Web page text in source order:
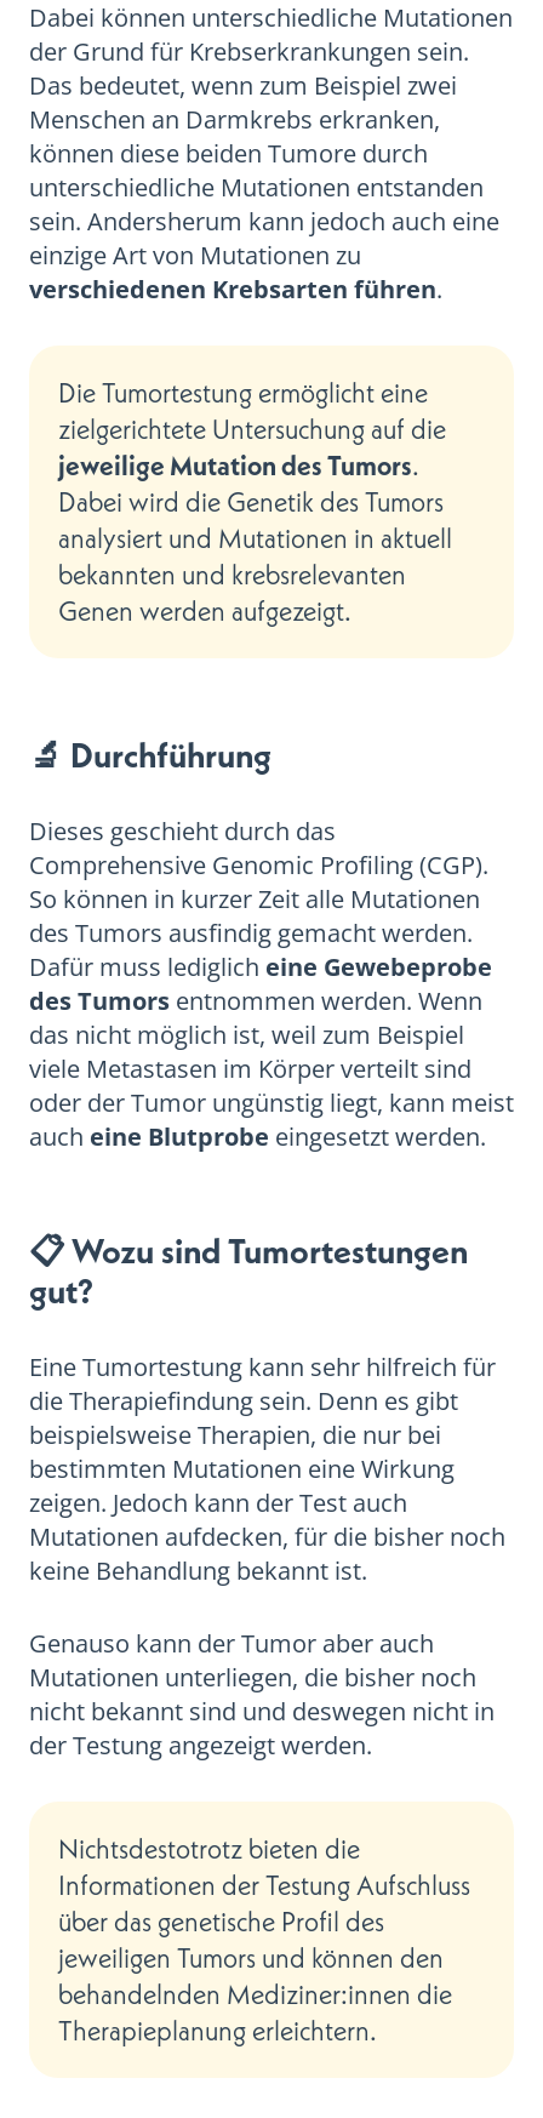
Dabei können unterschiedliche Mutationen
der Grund für Krebserkrankungen sein.
Das bedeutet, wenn zum Beispiel zwei
Menschen an Darmkrebs erkranken,
können diese beiden Tumore durch
unterschiedliche Mutationen entstanden
sein. Andersherum kann jedoch auch eine
einzige Art von Mutationen zu
verschiedenen Krebsarten führen.
Die Tumortestung ermöglicht eine
zielgerichtete Untersuchung auf die
jeweilige Mutation des Tumors.
Dabei wird die Genetik des Tumors
analysiert und Mutationen in aktuell
bekannten und krebsrelevanten
Genen werden aufgezeigt.
🔬 Durchführung
Dieses geschieht durch das
Comprehensive Genomic Profiling (CGP).
So können in kurzer Zeit alle Mutationen
des Tumors ausfindig gemacht werden.
Dafür muss lediglich eine Gewebeprobe
des Tumors entnommen werden. Wenn
das nicht möglich ist, weil zum Beispiel
viele Metastasen im Körper verteilt sind
oder der Tumor ungünstig liegt, kann meist
auch eine Blutprobe eingesetzt werden.
📋 Wozu sind Tumortestungen
gut?
Eine Tumortestung kann sehr hilfreich für
die Therapiefindung sein. Denn es gibt
beispielsweise Therapien, die nur bei
bestimmten Mutationen eine Wirkung
zeigen. Jedoch kann der Test auch
Mutationen aufdecken, für die bisher noch
keine Behandlung bekannt ist.
Genauso kann der Tumor aber auch
Mutationen unterliegen, die bisher noch
nicht bekannt sind und deswegen nicht in
der Testung angezeigt werden.
Nichtsdestotrotz bieten die
Informationen der Testung Aufschluss
über das genetische Profil des
jeweiligen Tumors und können den
behandelnden Mediziner:innen die
Therapieplanung erleichtern.